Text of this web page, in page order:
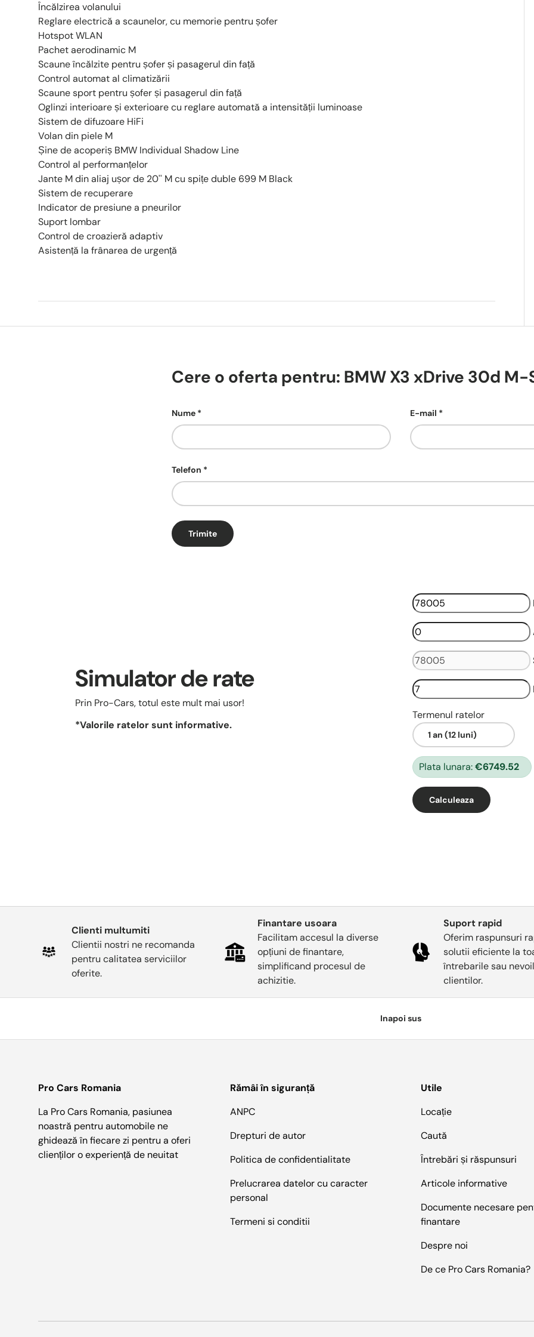
Încălzirea volanului
Reglare electrică a scaunelor, cu memorie pentru șofer
Hotspot WLAN
Pachet aerodinamic M
Scaune încălzite pentru șofer și pasagerul din față
Control automat al climatizării
Scaune sport pentru șofer și pasagerul din față
Oglinzi interioare și exterioare cu reglare automată a intensității luminoase
Sistem de difuzoare HiFi
Volan din piele M
Șine de acoperiș BMW Individual Shadow Line
Control al performanțelor
Jante M din aliaj ușor de 20'' M cu spițe duble 699 M Black
Sistem de recuperare
Indicator de presiune a pneurilor
Suport lombar
Control de croazieră adaptiv
Asistență la frânarea de urgență
Cere o oferta pentru: BMW X3 xDrive 30d
Nume E-mail
Telefon
Trimite
Simulator de rate
Prin Pro-Cars, totul este mult mai usor!
*Valorile ratelor sunt informative.
Termenul ratelor
Plata lunara:€6749.52
Calculeaza
Clienti multumiti
Clientii nostri ne recomanda
pentru calitatea serviciilor
oferite.
Finantare usoara
Facilitam accesul la diverse
opțiuni de finantare,
simplificand procesul de
achizitie.
Suport rapid
Oferim raspunsuri
solutii eficiente la
întrebarile sau
clientilor.
Inapoi sus
Pro Cars Romania
La Pro Cars Romania, pasiunea
noastră pentru automobile ne
ghidează în fiecare zi pentru a oferi
clienților o experiență de neuitat
Rămâi în siguranță
ANPC
Drepturi de autor
Politica de confidentialitate
Prelucrarea datelor cu caracter
personal
Termeni si conditii
Utile
Locație
Caută
Întrebări și răspunsuri
Articole informative
Documente necesare
finantare
Despre noi
De ce Pro Cars Romania?